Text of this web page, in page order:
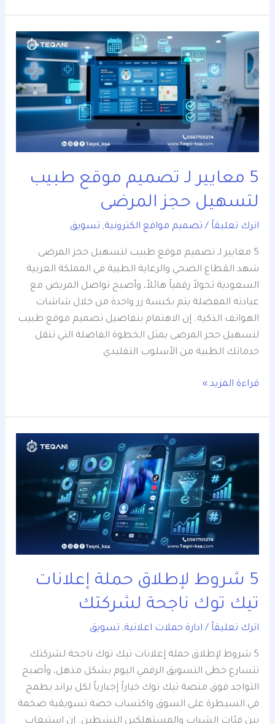
5 معايير لـ تصميم موقع طبيب
لتسهيل حجز المرضى
اترك تعليقاً / تصميم مواقع الكترونية, تسويق
5 معايير لـ تصميم موقع طبيب لتسهيل حجز المرضى
شهد القطاع الصحي والرعاية الطبية في المملكة العربية
السعودية تحولاً رقمياً هائلاً، وأصبح تواصل المريض مع
عيادته المفضلة يتم بكبسة زر واحدة من خلال شاشات
الهواتف الذكية. إن الاهتمام بتفاصيل تصميم موقع طبيب
لتسهيل حجز المرضى يمثل الخطوة الفاصلة التي تنقل
خدماتك الطبية من الأسلوب التقليدي
معايير
لـ
تصميم
موقع
طبيب
لتسهيل
حجز
المرضى
قراءة المزيد »
5 شروط لإطلاق حملة إعلانات
تيك توك ناجحة لشركتك
اترك تعليقاً / ادارة حملات اعلانية, تسويق
5 شروط لإطلاق حملة إعلانات تيك توك ناجحة لشركتك
تتسارع خطى التسويق الرقمي اليوم بشكل مذهل، وأصبح
التواجد فوق منصة تيك توك خياراً إجبارياً لكل براند يطمح
في السيطرة على السوق واكتساب حصة تسويقية ضخمة
بين فئات الشباب والمستهلكين النشطين. إن استيعاب
شروط
لإطلاق
حملة
إعلانات
ناجحة
لشركتك